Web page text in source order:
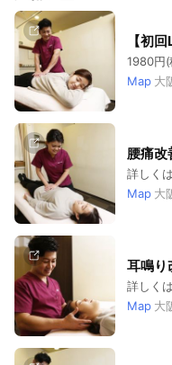
【初
1980円
Map 大
腰痛改
詳しく
Map 大
耳鳴り
詳しく
Map 大